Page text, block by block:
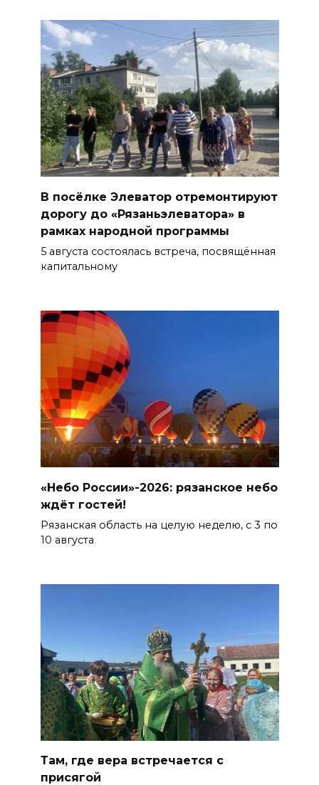
В посёлке Элеватор отремонтируют
дорогу до «Рязаньэлеватора» в
рамках народной программы
5 августа состоялась встреча, посвящённая
капитальному
«Небо России»-2026: рязанское небо
ждёт гостей!
Рязанская область на целую неделю, с 3 по
10 августа
Там, где вера встречается с
присягой